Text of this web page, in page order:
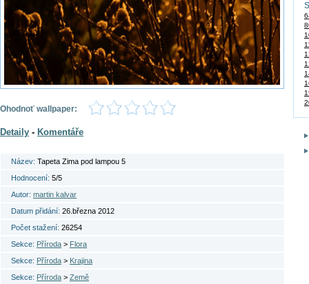
Ohodnoť wallpaper:
Detaily - Komentáře
Název: Tapeta Zima pod lampou 5
Hodnocení: 5/5
Autor: martin kalvar
Datum přidání: 26.března 2012
Počet stažení: 26254
Sekce: Příroda > Flora
Sekce: Příroda > Krajina
Sekce: Příroda > Země